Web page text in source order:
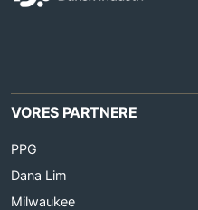
VORES PARTNERE
PPG
Dana Lim
Milwaukee